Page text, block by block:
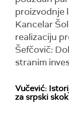
proizvodnje
Kancelar
realizaciju
Šefčovič:
stranim
Vučević:
za srpski